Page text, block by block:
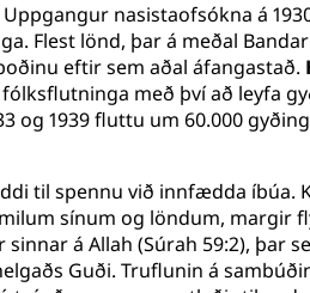
nasistaofsókna á
Flest lönd, þar á meðal
eftir sem aðal áfangastað.
með því að leyfa
og 1939 fluttu um 60.000
til spennu við innfædda íbúa.
sínum og löndum, margir
á Allah (Súrah 59:2), þar
Guði. Truflunin á